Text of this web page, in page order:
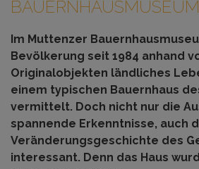
Im Muttenzer
Bevölkerung seit 1984 anhand
Originalobjekten ländliches
einem typischen Bauernhaus
vermittelt. Doch nicht nur die
spannende Erkenntnisse, auch
Veränderungsgeschichte des
interessant. Denn das Haus